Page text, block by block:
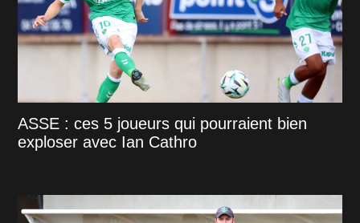
ASSE : ces 5 joueurs qui pourraient bien
exploser avec Ian Cathro